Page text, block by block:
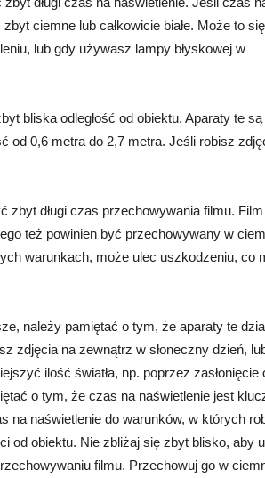
ciemne lub całkowicie białe. Może to się
lub gdy używasz lampy błyskowej w
bliska odległość od obiektu. Aparaty te są
od 0,6 metra do 2,7 metra. Jeśli robisz
zbyt długi czas przechowywania filmu.
też powinien być przechowywany w
warunkach, może ulec uszkodzeniu, co
należy pamiętać o tym, że aparaty te
zdjęcia na zewnątrz w słoneczny dzień,
ilość światła, np. poprzez zasłonięcie
o tym, że czas na naświetlenie jest
na naświetlenie do warunków, w których
od obiektu. Nie zbliżaj się zbyt blisko, aby
filmu. Przechowuj go w